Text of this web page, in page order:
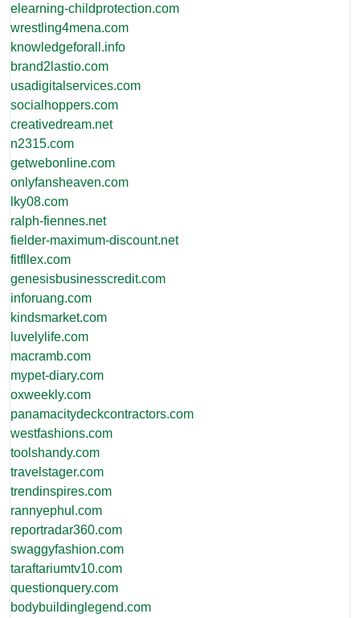
elearning-childprotection.com
wrestling4mena.com
knowledgeforall.info
brand2lastio.com
usadigitalservices.com
socialhoppers.com
creativedream.net
n2315.com
getwebonline.com
onlyfansheaven.com
lky08.com
ralph-fiennes.net
fielder-maximum-discount.net
fitfllex.com
genesisbusinesscredit.com
inforuang.com
kindsmarket.com
luvelylife.com
macramb.com
mypet-diary.com
oxweekly.com
panamacitydeckcontractors.com
westfashions.com
toolshandy.com
travelstager.com
trendinspires.com
rannyephul.com
reportradar360.com
swaggyfashion.com
taraftariumtv10.com
questionquery.com
bodybuildinglegend.com